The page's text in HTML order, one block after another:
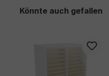
Produktgalerie überspringen
Könnte auch gefallen